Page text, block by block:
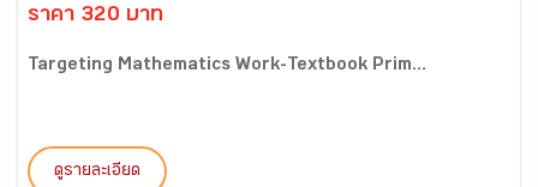
ราคา 320 บาท
Targeting Mathematics Work-Textbook Prim...
ดูรายละเอียด